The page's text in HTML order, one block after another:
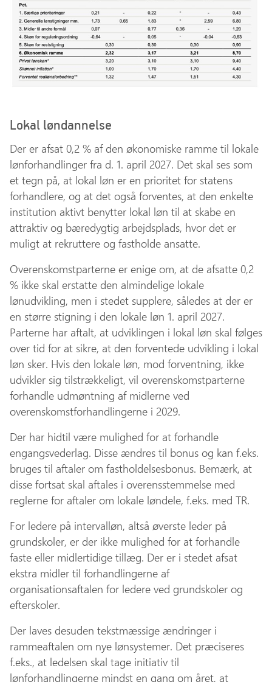
Lokal løndannelse
Der er afsat 0,2 % af den økonomiske ramme til lokale
lønforhandlinger fra d. 1. april 2027. Det skal ses som
et tegn på, at lokal løn er en prioritet for statens
forhandlere, og at det også forventes, at den enkelte
institution aktivt benytter lokal løn til at skabe en
attraktiv og bæredygtig arbejdsplads, hvor det er
muligt at rekruttere og fastholde ansatte.
Overenskomstparterne er enige om, at de afsatte 0,2
% ikke skal erstatte den almindelige lokale
lønudvikling, men i stedet supplere, således at der er
en større stigning i den lokale løn 1. april 2027.
Parterne har aftalt, at udviklingen i lokal løn skal følges
over tid for at sikre, at den forventede udvikling i lokal
løn sker. Hvis den lokale løn, mod forventning, ikke
udvikler sig tilstrækkeligt, vil overenskomstparterne
forhandle udmøntning af midlerne ved
overenskomstforhandlingerne i 2029.
Der har hidtil være mulighed for at forhandle
engangsvederlag. Disse ændres til bonus og kan f.eks.
bruges til aftaler om fastholdelsesbonus. Bemærk, at
disse fortsat skal aftales i overensstemmelse med
reglerne for aftaler om lokale løndele, f.eks. med TR.
For ledere på intervalløn, altså øverste leder på
grundskoler, er der ikke mulighed for at forhandle
faste eller midlertidige tillæg. Der er i stedet afsat
ekstra midler til forhandlingerne af
organisationsaftalen for ledere ved grundskoler og
efterskoler.
Der laves desuden tekstmæssige ændringer i
rammeaftalen om nye lønsystemer. Det præciseres
f.eks., at ledelsen skal tage initiativ til
lønforhandlingerne mindst en gang om året, at